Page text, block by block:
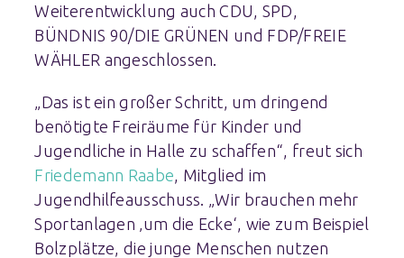
Weiterentwicklung auch CDU, SPD,
BÜNDNIS 90/DIE GRÜNEN und FDP/FREIE
WÄHLER angeschlossen.
„Das ist ein großer Schritt, um dringend
benötigte Freiräume für Kinder und
Jugendliche in Halle zu schaffen“, freut sich
Friedemann Raabe , Mitglied im
Jugendhilfeausschuss. „Wir brauchen mehr
Sportanlagen ‚um die Ecke‘, wie zum Beispiel
Bolzplätze, die junge Menschen nutzen